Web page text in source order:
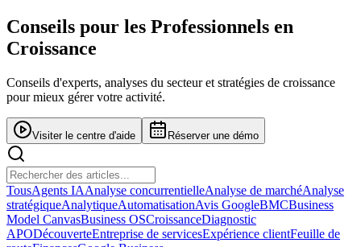
Conseils pour les Professionnels en
Croissance
Conseils d'experts, analyses du secteur et stratégies de croissance
pour mieux gérer votre activité.
Visiter le centre d'aide Réserver une démo
TousAgents IAAnalyse concurrentielleAnalyse de marchéAnalyse
stratégiqueAnalytiqueAutomatisationAvis GoogleBMCBusiness
Model CanvasBusiness OSCroissanceDiagnostic
APODécouverteEntreprise de servicesExpérience clientFeuille de